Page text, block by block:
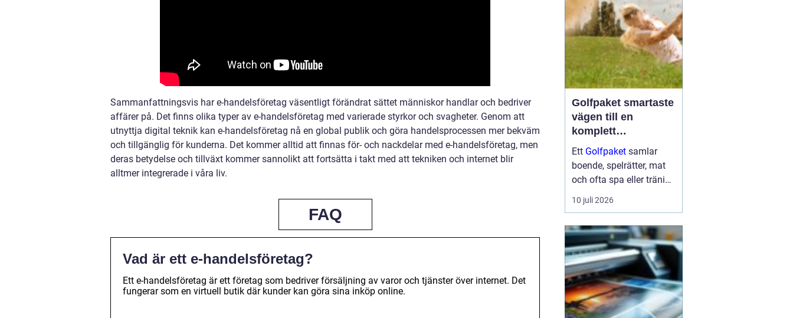
Sammanfattningsvis har e-handelsföretag väsentligt förändrat sättet människor handlar och bedriver
affärer på. Det finns olika typer av e-handelsföretag med varierade styrkor och svagheter. Genom att
utnyttja digital teknik kan e-handelsföretag nå en global publik och göra handelsprocessen mer bekväm
och tillgänglig för kunderna. Det kommer alltid att finnas för- och nackdelar med e-handelsföretag, men
deras betydelse och tillväxt kommer sannolikt att fortsätta i takt med att tekniken och internet blir
alltmer integrerade i våra liv.
FAQ
Vad är ett e-handelsföretag?
Ett e-handelsföretag är ett företag som bedriver försäljning av varor och tjänster över internet. Det
fungerar som en virtuell butik där kunder kan göra sina inköp online.
Golfpaket smartaste
vägen till en
komplett
golfupplevelse
Ett Golfpaket samlar
boende, spelrätter, mat
och ofta spa eller träning
i en och samma
bokning. För dig som vill
banan och minimera
krånglet med logistik är
ett genomtänkt p...
10 juli 2026